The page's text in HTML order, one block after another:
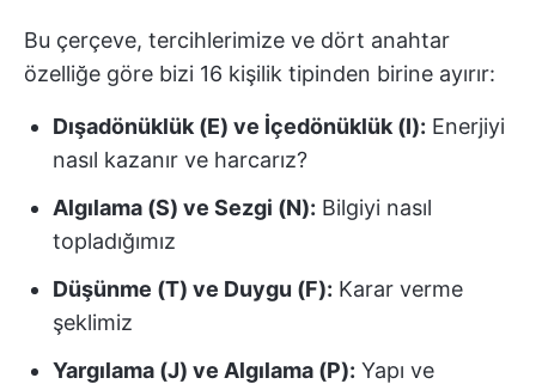
Bu çerçeve, tercihlerimize ve dört anahtar
özelliğe göre bizi 16 kişilik tipinden birine ayırır:
Dışadönüklük (E) ve İçedönüklük (I): Enerjiyi
nasıl kazanır ve harcarız?
Algılama (S) ve Sezgi (N): Bilgiyi nasıl
topladığımız
Düşünme (T) ve Duygu (F): Karar verme
şeklimiz
Yargılama (J) ve Algılama (P): Yapı ve